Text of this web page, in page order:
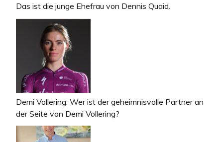
Das ist die junge Ehefrau von Dennis Quaid.
Demi Vollering: Wer ist der geheimnisvolle Partner an
der Seite von Demi Vollering?